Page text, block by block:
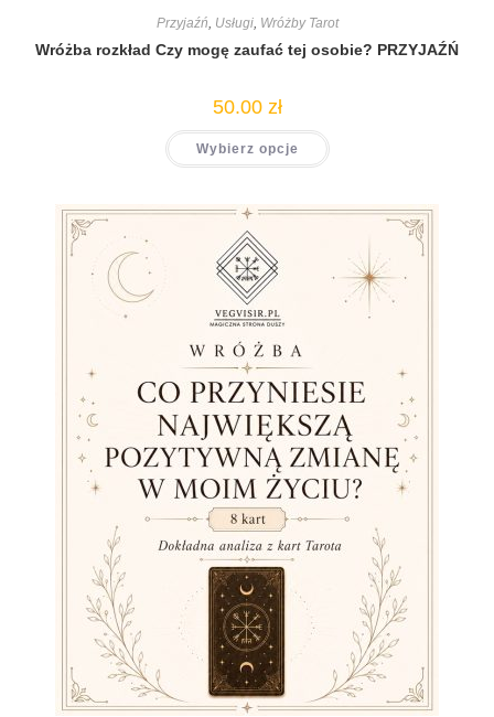
Przyjaźń, Usługi, Wróżby Tarot
Wróżba rozkład Czy mogę zaufać tej osobie? PRZYJAŹŃ
50.00 zł
Wybierz opcje